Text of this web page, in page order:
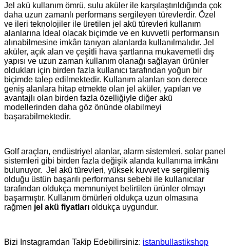
Jel akü kullanım ömrü, sulu aküler ile karşılaştırıldığında çok
daha uzun zamanlı performans sergileyen türevlerdir. Özel
ve ileri teknolojiler ile üretilen jel akü türevleri kullanım
alanlarına İdeal olacak biçimde ve en kuvvetli performansın
alınabilmesine imkân tanıyan alanlarda kullanılmalıdır. Jel
aküler, açık alan ve çeşitli hava şartlarına mukavemetli dış
yapısı ve uzun zaman kullanım olanağı sağlayan ürünler
oldukları için birden fazla kullanıcı tarafından yoğun bir
biçimde talep edilmektedir. Kullanım alanları son derece
geniş alanlara hitap etmekte olan jel aküler, yapıları ve
avantajlı olan birden fazla özelliğiyle diğer akü
modellerinden daha göz önünde olabilmeyi
başarabilmektedir.
Golf araçları, endüstriyel alanlar, alarm sistemleri, solar panel
sistemleri gibi birden fazla değişik alanda kullanıma imkânı
bulunuyor. Jel akü türevleri, yüksek kuvvet ve sergilemiş
olduğu üstün başarılı performansı sebebi ile kullanıcılar
tarafından oldukça memnuniyet belirtilen ürünler olmayı
başarmıştır. Kullanım ömürleri oldukça uzun olmasına
rağmen jel akü fiyatları oldukça uygundur.
Bizi Instagramdan Takip Edebilirsiniz: istanbullastikshop